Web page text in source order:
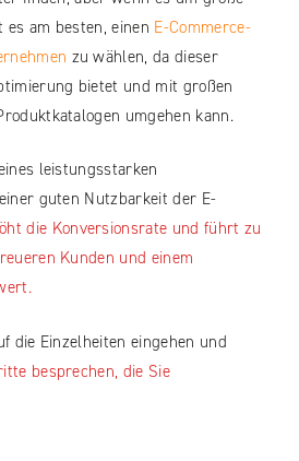
am besten, einen E-Commerce-
zu wählen, da dieser
bietet und mit großen
umgehen kann.
leistungsstarken
guten Nutzbarkeit der E-
die Konversionsrate und führt zu
Kunden und einem
die Einzelheiten eingehen und
besprechen, die Sie